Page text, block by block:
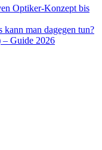
Optiker-Konzept bis
man dagegen tun?
Guide 2026